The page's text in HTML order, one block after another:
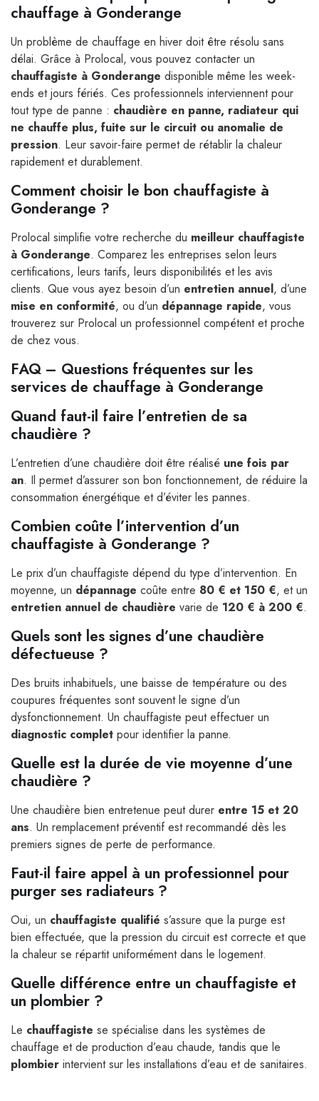
chauffage à Gonderange
Un problème de chauffage en hiver doit être résolu sans
délai. Grâce à Prolocal, vous pouvez contacter un
chauffagiste à Gonderange disponible même les week-
ends et jours fériés. Ces professionnels interviennent pour
tout type de panne : chaudière en panne, radiateur qui
ne chauffe plus, fuite sur le circuit ou anomalie de
pression. Leur savoir-faire permet de rétablir la chaleur
rapidement et durablement.
Comment choisir le bon chauffagiste à
Gonderange ?
Prolocal simplifie votre recherche du meilleur chauffagiste
à Gonderange. Comparez les entreprises selon leurs
certifications, leurs tarifs, leurs disponibilités et les avis
clients. Que vous ayez besoin d’un entretien annuel, d’une
mise en conformité, ou d’un dépannage rapide, vous
trouverez sur Prolocal un professionnel compétent et proche
de chez vous.
FAQ – Questions fréquentes sur les
services de chauffage à Gonderange
Quand faut-il faire l’entretien de sa
chaudière ?
L’entretien d’une chaudière doit être réalisé une fois par
an. Il permet d’assurer son bon fonctionnement, de réduire la
consommation énergétique et d’éviter les pannes.
Combien coûte l’intervention d’un
chauffagiste à Gonderange ?
Le prix d’un chauffagiste dépend du type d’intervention. En
moyenne, un dépannage coûte entre 80 € et 150 €, et un
entretien annuel de chaudière varie de 120 € à 200 €.
Quels sont les signes d’une chaudière
défectueuse ?
Des bruits inhabituels, une baisse de température ou des
coupures fréquentes sont souvent le signe d’un
dysfonctionnement. Un chauffagiste peut effectuer un
diagnostic complet pour identifier la panne.
Quelle est la durée de vie moyenne d’une
chaudière ?
Une chaudière bien entretenue peut durer entre 15 et 20
ans. Un remplacement préventif est recommandé dès les
premiers signes de perte de performance.
Faut-il faire appel à un professionnel pour
purger ses radiateurs ?
Oui, un chauffagiste qualifié s’assure que la purge est
bien effectuée, que la pression du circuit est correcte et que
la chaleur se répartit uniformément dans le logement.
Quelle différence entre un chauffagiste et
un plombier ?
Le chauffagiste se spécialise dans les systèmes de
chauffage et de production d’eau chaude, tandis que le
plombier intervient sur les installations d’eau et de sanitaires.